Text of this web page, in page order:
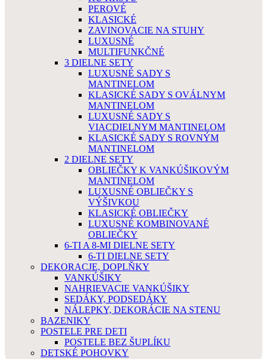
PEROVÉ
KLASICKÉ
ZAVINOVACIE NA STUHY
LUXUSNÉ
MULTIFUNKČNÉ
3 DIELNE SETY
LUXUSNÉ SADY S
MANTINELOM
KLASICKÉ SADY S OVÁLNYM
MANTINELOM
LUXUSNÉ SADY S
VIACDIELNYM MANTINELOM
KLASICKÉ SADY S ROVNÝM
MANTINELOM
2 DIELNE SETY
OBLIEČKY K VANKÚŠIKOVÝM
MANTINELOM
LUXUSNÉ OBLIEČKY S
VÝŠIVKOU
KLASICKÉ OBLIEČKY
LUXUSNÉ KOMBINOVANÉ
OBLIEČKY
6-TI A 8-MI DIELNE SETY
6-TI DIELNE SETY
DEKORACJE, DOPLŇKY
VANKÚŠIKY
NAHRIEVACIE VANKÚŠIKY
SEDÁKY, PODSEDÁKY
NÁLEPKY, DEKORÁCIE NA STENU
BAZENIKY
POSTELE PRE DETI
POSTELE BEZ ŠUPLÍKU
DETSKÉ POHOVKY